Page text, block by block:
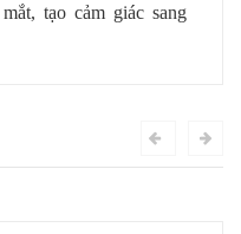
tạo cảm giác sang